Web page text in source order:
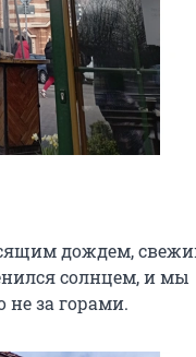
дождем,
солнцем, и мы
не за горами.